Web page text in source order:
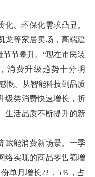
、环保化需求凸显。
龙等家居卖场，高端建
节攀升。“现在市民装
消费升级趋势十分明
慨。从智能科技到品质
级类消费快速增长，折
生活品质不断提升的新
赋能消费新场景。一季
络实现的商品零售额增
单月增长22．5％，占